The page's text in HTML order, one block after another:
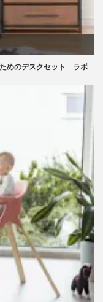
めのデスクセット ラボ